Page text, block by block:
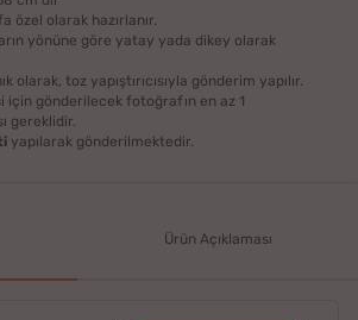
özel olarak hazırlanır.
yönüne göre yatay yada dikey olarak
olarak, toz yapıştırıcısıyla gönderim yapılır.
için gönderilecek fotoğrafın en az 1
gereklidir.
yapılarak gönderilmektedir.
Ürün Açıklaması